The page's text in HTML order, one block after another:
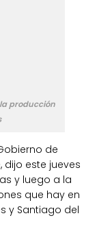
producción
de
dijo este jueves
y luego a la
que hay en
y Santiago del